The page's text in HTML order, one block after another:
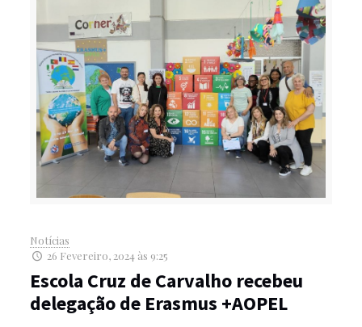
Notícias
26 Fevereiro, 2024 às 9:25
Escola Cruz de Carvalho recebeu
delegação de Erasmus +AOPEL